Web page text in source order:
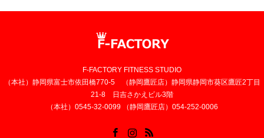
F-FACTORY FITNESS STUDIO
（本社）静岡県富士市依田橋770-5 （静岡鷹匠店）静岡県静岡市葵区鷹匠2丁目
21-8 日吉さかえビル3階
（本社）0545-32-0099 （静岡鷹匠店）054-252-0006